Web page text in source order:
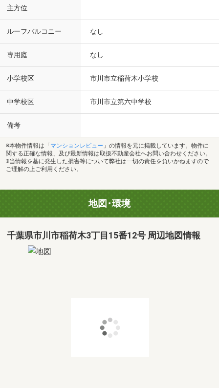
主方位
ルーフバルコニー なし
専用庭 なし
小学校区 市川市立稲荷木小学校
中学校区 市川市立第六中学校
備考
※本物件情報は「 マンションレビュー 」の情報を元に掲載しています。物件に
関する正確な情報、及び最新情報は取扱不動産会社へお問い合わせください。
※当情報を基に発生した損害等について弊社は一切の責任を負いかねますので
ご理解の上ご利用ください。
地図･環境
千葉県市川市稲荷木3丁目15番12号 周辺地図情報